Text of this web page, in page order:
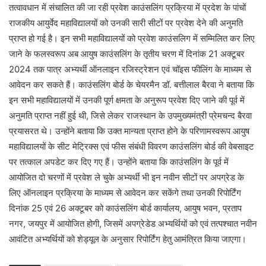
तत्वावधान में संचालित की जा रही प्रवेश काउंसलिंग प्रक्रिया में प्रदेश के पांचों
राजकीय आयुर्वेद महाविद्यालयों को उनकी सारी सीटों पर प्रवेश देने की अनुमति
प्राप्त हो गई है। इन सभी महाविद्यालयों को प्रवेश काउंसलिग में सम्मिलित कर लिए
जाने के फलस्वरूप अब आयुष काउंसलिंग के तृतीय चरण में दिनांक 21 अक्टूबर
2024 तक पात्र अभ्यर्थी ऑनलाइन रजिस्ट्रेशन एवं चॉइस फीलिंग के माध्यम से
आवेदन कर सकते हैं। काउंसलिंग बोर्ड के चेयरमैन डॉ. बत्तीलाल बैरवा ने बताया कि
इन सभी महाविद्यालयों में उनकी पूर्ण क्षमता के अनुरूप प्रवेश दिए जाने की पूर्व में
अनुमति प्राप्त नहीं हुई थी, जिसे लेकर राजस्थान के उपमुख्यमंत्री प्रेमचन्द बैरवा
प्रयासरत थे। उन्होंने बताया कि उक्त मान्यता प्राप्त होने के परिणामस्वरूप आयुष
महाविद्यालयों के सीट मेट्रिक्स एवं फीस संबंधी विवरण काउंसलिंग बोर्ड की वेबसाइट
पर तत्काल अपडेट कर दिए गए हैं। उन्होंने बताया कि काउंसलिंग के पूर्व में
आयोजित दो चरणों में प्रवेश ले चुके अभ्यर्थी भी इन नवीन सीटों पर अपग्रेड के
लिए ऑनलाइन प्रक्रिया के माध्यम से आवेदन कर सकेंगे तथा उनकी रिपोर्टिंग
दिनांक 25 एवं 26 अक्टूबर को काउंसलिंग बोर्ड कार्यालय, आयुष भवन, प्रताप
नगर, जयपुर में आयोजित होगी, जिसमें अपग्रेडेड अभ्यर्थियों को एवं तत्पश्चात नवीन
आवंटित अभ्यर्थियों को शेड्यूल के अनुसार रिपोर्टिंग हेतु आमंत्रित किया जाएगा।